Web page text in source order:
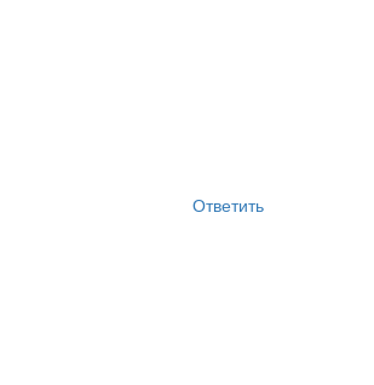
Ответить